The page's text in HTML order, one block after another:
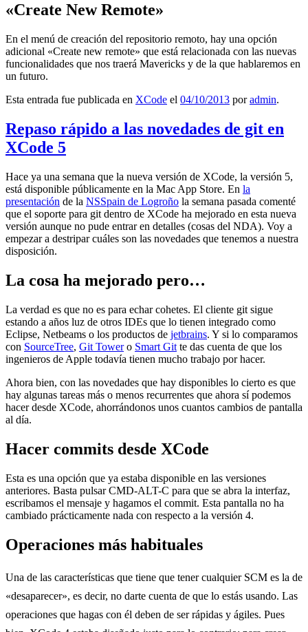
«Create New Remote»
En el menú de creación del repositorio remoto, hay una opción
adicional «Create new remote» que está relacionada con las nuevas
funcionalidades que nos traerá Mavericks y de la que hablaremos en
un futuro.
Esta entrada fue publicada en XCode el 04/10/2013 poradmin.
Repaso rápido a las novedades de git en
XCode 5
Hace ya una semana que la nueva versión de XCode, la versión 5,
está disponible públicamente en la Mac App Store. En la
presentación de la NSSpain de Logroño la semana pasada comenté
que el soporte para git dentro de XCode ha mejorado en esta nueva
versión aunque no pude entrar en detalles (cosas del NDA). Voy a
empezar a destripar cuáles son las novedades que tenemos a nuestra
disposición.
La cosa ha mejorado pero…
La verdad es que no es para echar cohetes. El cliente git sigue
estando a años luz de otros IDEs que lo tienen integrado como
Eclipse, Netbeams o los productos de jetbrains. Y si lo comparamos
con SourceTree, Git Towero Smart Git te das cuenta de que los
ingenieros de Apple todavía tienen mucho trabajo por hacer.
Ahora bien, con las novedades que hay disponibles lo cierto es que
hay algunas tareas más o menos recurrentes que ahora sí podemos
hacer desde XCode, ahorrándonos unos cuantos cambios de pantalla
al día.
Hacer commits desde XCode
Esta es una opción que ya estaba disponible en las versiones
anteriores. Basta pulsar CMD-ALT-C para que se abra la interfaz,
escribamos el mensaje y hagamos el commit. Esta pantalla no ha
cambiado prácticamente nada con respecto a la versión 4.
Operaciones más habituales
Una de las características que tiene que tener cualquier SCM es la de
«desaparecer», es decir, no darte cuenta de que lo estás usando. Las
operaciones que hagas con él deben de ser rápidas y ágiles. Pues